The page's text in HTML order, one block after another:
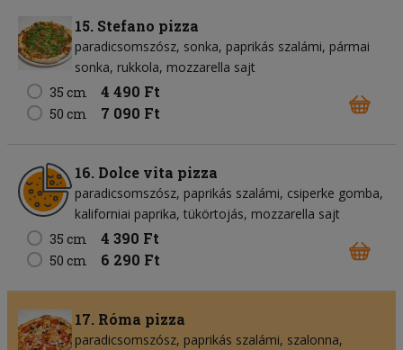
15. Stefano pizza
paradicsomszósz sonka paprikás szalámi pármai
sonka rukkola mozzarella sajt
35 cm
4 490 Ft
50 cm 7 090 Ft
16. Dolce vita pizza
paradicsomszósz paprikás szalámi csiperke gomba
kaliforniai paprika tükörtojás mozzarella sajt
35 cm
4 390 Ft
50 cm 6 290 Ft
17. Róma pizza
paradicsomszósz paprikás szalámi szalonna